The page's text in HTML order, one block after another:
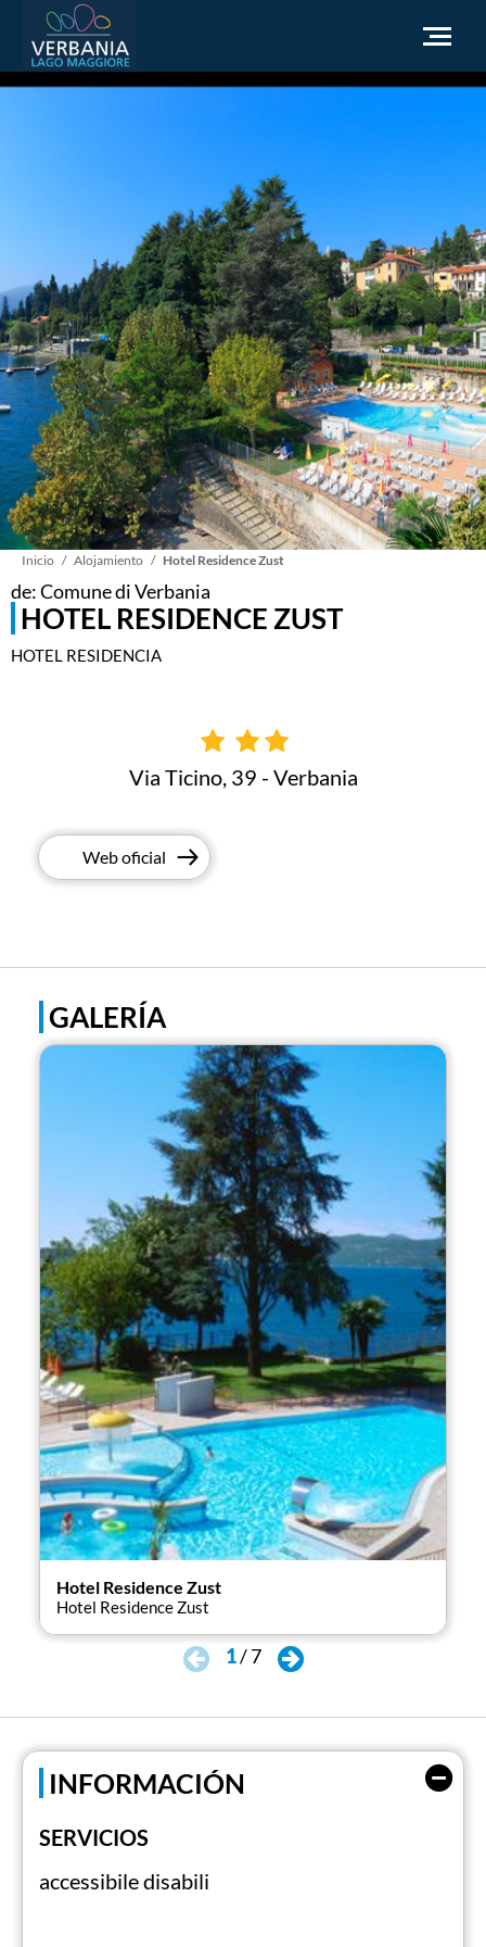
Punto de información turística
El tiempo
Podemos ayudarte?
Ir al sitio web oficial
Sobrescribir
enlaces
ayuda
la
Inicio Alojamiento Hotel Residence Zust
de: Comune di Verbania
HOTEL RESIDENCE ZUST
HOTEL RESIDENCIA
Via Ticino, 39 - Verbania
Web oficial
GALERÍA
Hotel Residence Zust
Hotel Residence Zust
1/7
INFORMACIÓN
SERVICIOS
accessibile disabili